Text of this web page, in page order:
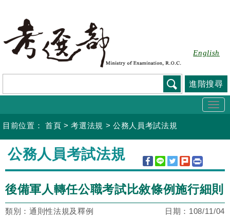
要
容
English
進階搜尋
目前位置： 首頁 >考選法規 >公務人員考試法規
:::
公務人員考試法規
後備軍人轉任公職考試比敘條例施行細則
類別：通則性法規及釋例 日期： 108/11/04